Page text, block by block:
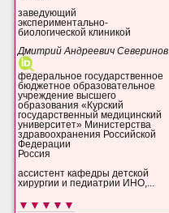
заведующий
экспериментально-
биологической клиникой
Дмитрий Андреевич Северинов
федеральное государственное
бюджетное образовательное
учреждение высшего
образования «Курский
государственный медицинский
университет» Министерства
здравоохранения Российской
Федерации
Россия
ассистент кафедры детской
хирургии и педиатрии ИНО,...
▼▼▼▼▼